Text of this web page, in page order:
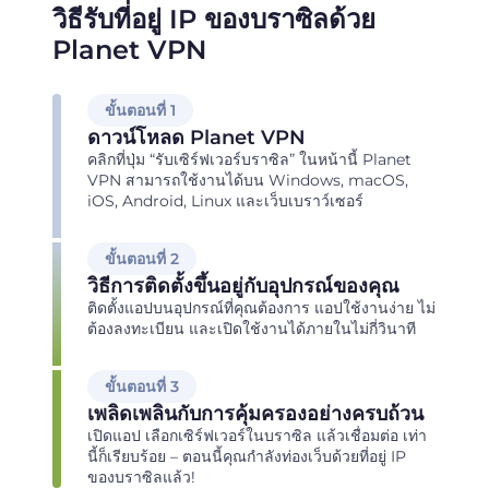
วิธีรับที่อยู่ IP ของบราซิลด้วย
Planet VPN
ขั้นตอนที่ 1
ดาวน์โหลด Planet VPN
คลิกที่ปุ่ม “รับเซิร์ฟเวอร์บราซิล” ในหน้านี้ Planet
VPN สามารถใช้งานได้บน Windows, macOS,
iOS, Android, Linux และเว็บเบราว์เซอร์
ขั้นตอนที่ 2
วิธีการติดตั้งขึ้นอยู่กับอุปกรณ์ของคุณ
ติดตั้งแอปบนอุปกรณ์ที่คุณต้องการ แอปใช้งานง่าย ไม่
ต้องลงทะเบียน และเปิดใช้งานได้ภายในไม่กี่วินาที
ขั้นตอนที่ 3
เพลิดเพลินกับการคุ้มครองอย่างครบถ้วน
เปิดแอป เลือกเซิร์ฟเวอร์ในบราซิล แล้วเชื่อมต่อ เท่า
นี้ก็เรียบร้อย – ตอนนี้คุณกำลังท่องเว็บด้วยที่อยู่ IP
ของบราซิลแล้ว!